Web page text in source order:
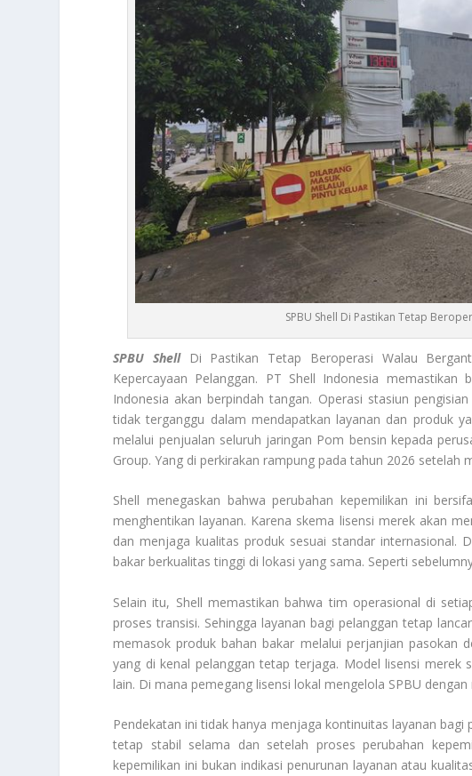
SPBU Shell Di Pastikan Tetap
SPBU ShellDi Pastikan Tetap Beroperasi Walau
Kepercayaan Pelanggan. PT Shell Indonesia
Indonesia akan berpindah tangan. Operasi stasiun
tidak terganggu dalam mendapatkan layanan dan produk
melalui penjualan seluruh jaringan Pom bensin kepada
Group. Yang di perkirakan rampung pada tahun 2026 setelah
Shell menegaskan bahwa perubahan kepemilikan ini
menghentikan layanan. Karena skema lisensi merek akan
dan menjaga kualitas produk sesuai standar internasional.
bakar berkualitas tinggi di lokasi yang sama. Seperti
Selain itu, Shell memastikan bahwa tim operasional di
proses transisi. Sehingga layanan bagi pelanggan tetap
memasok produk bahan bakar melalui perjanjian pasokan
yang di kenal pelanggan tetap terjaga. Model lisensi merek
lain. Di mana pemegang lisensi lokal mengelola SPBU
Pendekatan ini tidak hanya menjaga kontinuitas layanan
tetap stabil selama dan setelah proses perubahan
kepemilikan ini bukan indikasi penurunan layanan atau